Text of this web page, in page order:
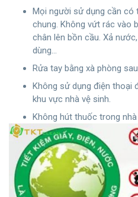
Mọi người sử dụng cần có
chung. Không vứt rác vào
chân lên bồn cầu. Xả
dùng…
Rửa tay bằng xà phòng
Không sử dụng điện thoại
khu vực nhà vệ sinh.
Không hút thuốc trong nhà